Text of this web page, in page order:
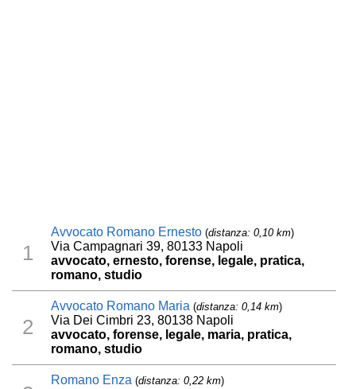
1
Avvocato Romano Ernesto (distanza: 0,10 km)
Via Campagnari 39, 80133 Napoli
avvocato, ernesto, forense, legale, pratica,
romano, studio
2
Avvocato Romano Maria (distanza: 0,14 km)
Via Dei Cimbri 23, 80138 Napoli
avvocato, forense, legale, maria, pratica,
romano, studio
Romano Enza (distanza: 0,22 km)